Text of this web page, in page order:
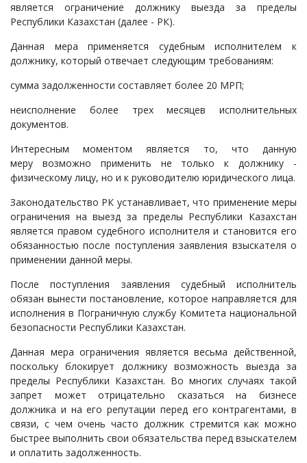
является ограничение должнику выезда за пределы
Республики Казахстан (далее - РК).
Данная мера применяется судебным исполнителем к
должнику, который отвечает следующим требованиям:
сумма задолженности составляет более 20 МРП;
неисполнение более трех месяцев исполнительных
документов.
Интересным моментом является то, что данную
меру возможно применить не только к должнику -
физическому лицу, но и к руководителю юридического лица.
Законодательство РК устанавливает, что применение меры
ограничения на выезд за пределы Республики Казахстан
является правом судебного исполнителя и становится его
обязанностью после поступления заявления взыскателя о
применении данной меры.
После поступления заявления судебный исполнитель
обязан вынести постановление, которое направляется для
исполнения в Пограничную службу Комитета национальной
безопасности Республики Казахстан.
Данная мера ограничения является весьма действенной,
поскольку блокирует должнику возможность выезда за
пределы Республики Казахстан. Во многих случаях такой
запрет может отрицательно сказаться на бизнесе
должника и на его репутации перед его контрагентами, в
связи, с чем очень часто должник стремится как можно
быстрее выполнить свои обязательства перед взыскателем
и оплатить задолженность.